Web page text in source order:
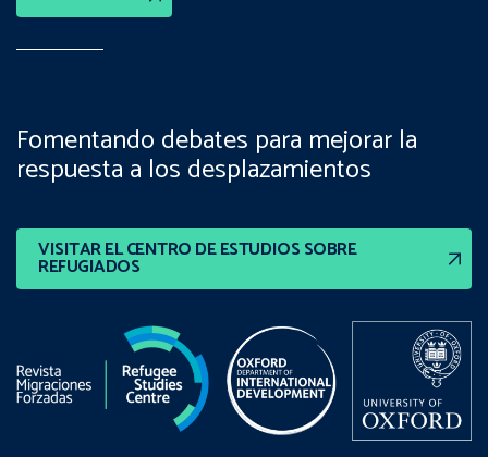
VISITAR EL CENTRO DE ESTUDIOS SOBRE
REFUGIADOS
Fomentando debates para mejorar la
respuesta a los desplazamientos